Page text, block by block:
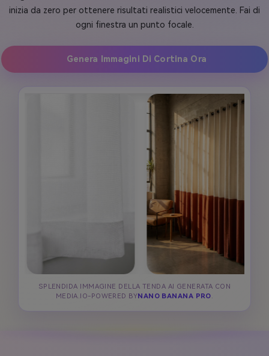
inizia da zero per ottenere risultati realistici velocemente. Fai di
ogni finestra un punto focale.
Genera Immagini Di Cortina Ora
SPLENDIDA IMMAGINE DELLA TENDA AI GENERATA CON
MEDIA.IO-POWERED BYNANO BANANA PRO.